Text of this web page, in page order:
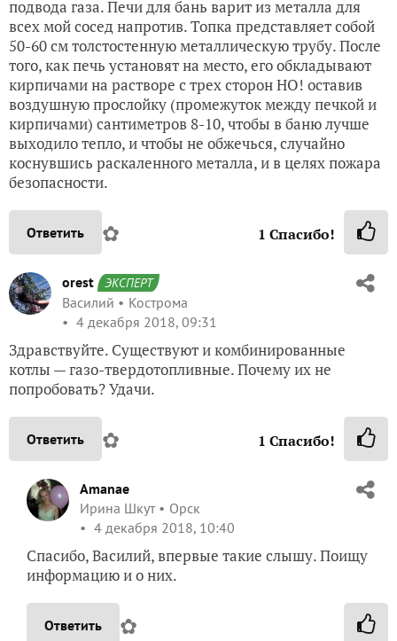
подвода газа. Печи для бань варит из металла для
всех мой сосед напротив. Топка представляет собой
50-60 см толстостенную металлическую трубу. После
того, как печь установят на место, его обкладывают
кирпичами на растворе с трех сторон НО! оставив
воздушную прослойку (промежуток между печкой и
кирпичами) сантиметров 8-10, чтобы в баню лучше
выходило тепло, и чтобы не обжечься, случайно
коснувшись раскаленного металла, и в целях пожара
безопасности.
Ответить ✿ 1 Спасибо!
orest ЭКСПЕРТ
Василий
Кострома
4 декабря 2018, 09:31
Здравствуйте. Существуют и комбинированные
котлы — газо-твердотопливные. Почему их не
попробовать? Удачи.
Ответить ✿ 1 Спасибо!
Amanae
Ирина Шкут
Орск
4 декабря 2018, 10:40
Спасибо, Василий, впервые такие слышу. Поищу
информацию и о них.
Ответить ✿